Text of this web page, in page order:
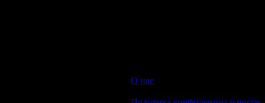
О нас